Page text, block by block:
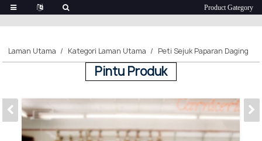
Laman Utama Kategori Laman Utama Peti Sejuk Paparan Daging
Pintu Produk